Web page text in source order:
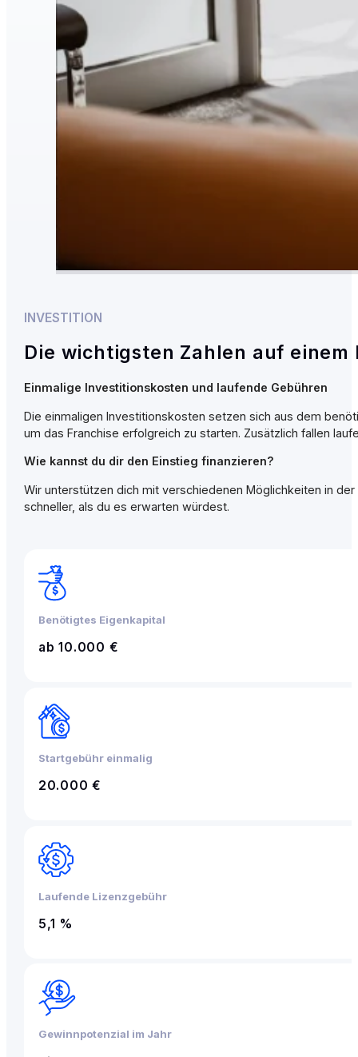
INVESTITION
Die wichtigsten Zahlen auf einem
Einmalige Investitionskosten und laufende Gebühren
Die einmaligen Investitionskosten setzen sich aus dem
um das Franchise erfolgreich zu starten. Zusätzlich fallen
Wie kannst du dir den Einstieg finanzieren?
Wir unterstützen dich mit verschiedenen Möglichkeiten in
schneller, als du es erwarten würdest.
Benötigtes Eigenkapital
ab 10.000 €
Startgebühr einmalig
20.000 €
Laufende Lizenzgebühr
5,1 %
Gewinnpotenzial im Jahr